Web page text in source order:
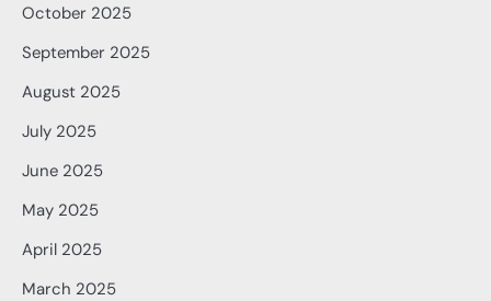
October 2025
September 2025
August 2025
July 2025
June 2025
May 2025
April 2025
March 2025